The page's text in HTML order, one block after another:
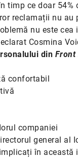
timp ce doar
reclamații nu
nu este
Cosmina
din Front
confortabil
companiei
general al
în această